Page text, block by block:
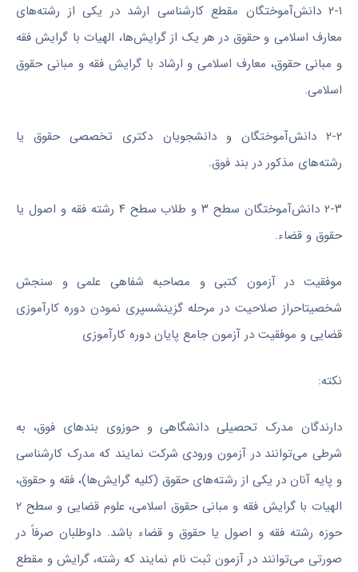
۲-۱ دانش‌آموختگان مقطع کارشناسی ارشد در یکی از رشته‌های
معارف اسلامی و حقوق در هر یک از گرایش‌ها، الهیات با گرایش فقه
و مبانی حقوق، معارف اسلامی و ارشاد با گرایش فقه و مبانی حقوق
اسلامی.
۲-۲ دانش‌آموختگان و دانشجویان دکتری تخصصی حقوق یا
رشته‌های مذکور در بند فوق.
۲-۳ دانش‌آموختگان سطح ۳ و طلاب سطح ۴ رشته فقه و اصول یا
حقوق و قضاء.
موفقیت در آزمون کتبی و مصاحبه شفاهی علمی و سنجش
شخصیتاحراز صلاحیت در مرحله گزینشسپری نمودن دوره کارآموزی
قضایی و موفقیت در آزمون جامع پایان دوره کارآموزی
نکته:
دارندگان مدرک تحصیلی دانشگاهی و حوزوی بندهای فوق، به
شرطی می‌توانند در آزمون ورودی شرکت نمایند که مدرک کارشناسی
و پایه آنان در یکی از رشته‌های حقوق (کلیه گرایش‌ها)، فقه و حقوق،
الهیات با گرایش فقه و مبانی حقوق اسلامی، علوم قضایی و سطح ۲
حوزه رشته فقه و اصول یا حقوق و قضاء باشد. داوطلبان صرفاً در
صورتی می‌توانند در آزمون ثبت نام نمایند که رشته، گرایش و مقطع